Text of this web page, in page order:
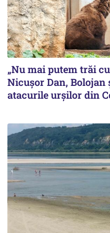
„Nu mai putem trăi
Nicușor Dan, Bolojan
atacurile urșilor din